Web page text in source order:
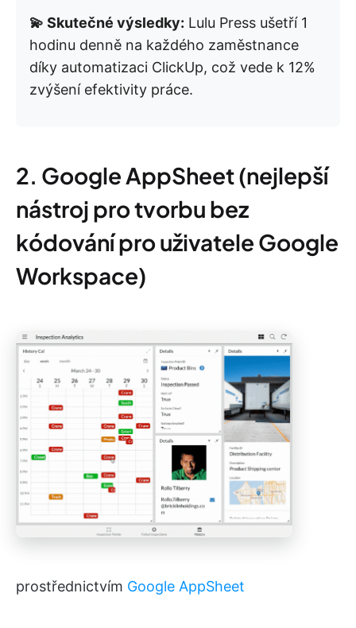
💫 Skutečné výsledky: Lulu Press ušetří 1
hodinu denně na každého zaměstnance
díky automatizaci ClickUp, což vede k 12%
zvýšení efektivity práce.
2. Google AppSheet (nejlepší
nástroj pro tvorbu bez
kódování pro uživatele Google
Workspace)
prostřednictvím Google AppSheet